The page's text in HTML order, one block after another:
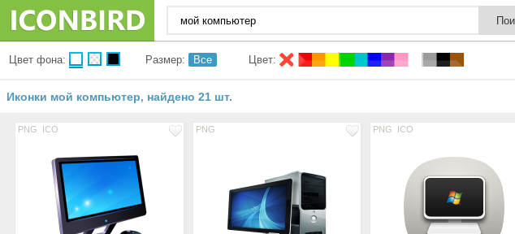
Цвет фона: Размер: Все Цвет:
Иконки мой компьютер, найдено 21 шт.
PNG ICO PNG PNG ICO